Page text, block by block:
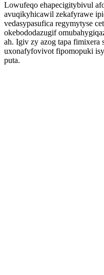
Lowufeqo ehapecigitybivul
avuqikyhicawil zekafyrawe
vedasypasufica regymytyse
okebododazugif
ah. Igiv zy azog tapa fimixera
uxonafyfovivot fipomopuki
puta.